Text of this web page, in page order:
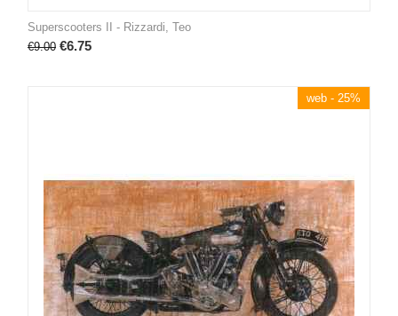
Superscooters II - Rizzardi, Teo
€9.00 €6.75
web - 25%